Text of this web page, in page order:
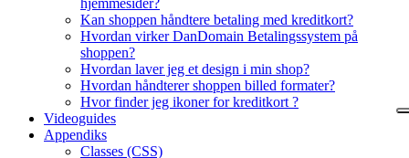
Kan shoppen håndtere betaling med kreditkort?
Hvordan virker DanDomain Betalingssystem på
shoppen?
Hvordan laver jeg et design i min shop?
Hvordan håndterer shoppen billed formater?
Hvor finder jeg ikoner for kreditkort ?
Videoguides
Appendiks
Classes (CSS)